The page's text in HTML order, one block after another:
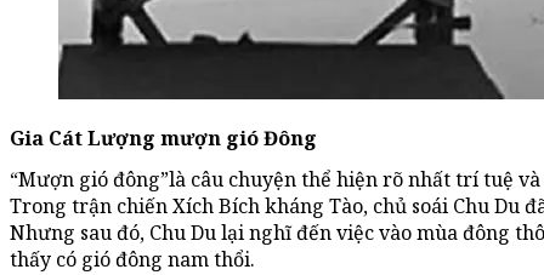
Gia Cát Lượng mượn gió Đông
“Mượn gió đông”là câu chuyện thể hiện rõ nhất trí tuệ
Trong trận chiến Xích Bích kháng Tào, chủ soái Chu Du
Nhưng sau đó, Chu Du lại nghĩ đến việc vào mùa đông
thấy có gió đông nam thổi.